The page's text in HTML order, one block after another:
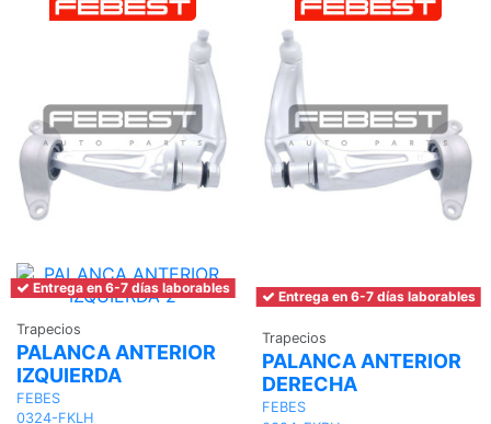
Entrega en 6-7 días laborables
Trapecios
PALANCA ANTERIOR
IZQUIERDA
FEBES
0324-FKLH
Entrega en 6-7 días laborables
Trapecios
PALANCA ANTERIOR
DERECHA
FEBES